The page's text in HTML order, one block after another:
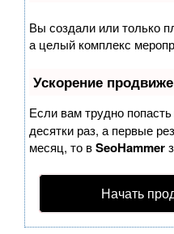
Вы создали или только
а целый комплекс
Ускорение
Если вам трудно
десятки раз, а первые
месяц, то вSeoHammer
Начать